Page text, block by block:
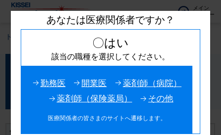
メイン
メニュー
トップ ドメナン錠100mg
トロンボキサン合成酵素阻害剤，気管支喘息治療剤
ドメナン錠100mg
オザグレル塩酸塩水和物
電子添文 2022/08 更新
あなたは医療関係者ですか？
〇はい
該当の職種を選択してください。
勤務医 開業医
薬剤師（病院）
薬剤師（保険薬局）
その他
医療関係者の皆さまのサイトへ遷移します。